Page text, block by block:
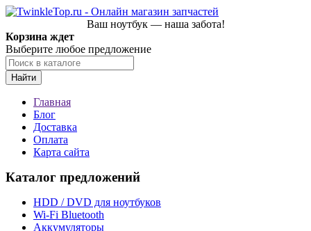
Ваш ноутбук — наша забота!
Корзина ждет
Выберите любое предложение
Найти
Главная
Блог
Доставка
Оплата
Карта сайта
Каталог предложений
HDD / DVD для ноутбуков
Wi-Fi Bluetooth
Аккумуляторы